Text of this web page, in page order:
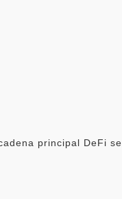
principal DeFi se